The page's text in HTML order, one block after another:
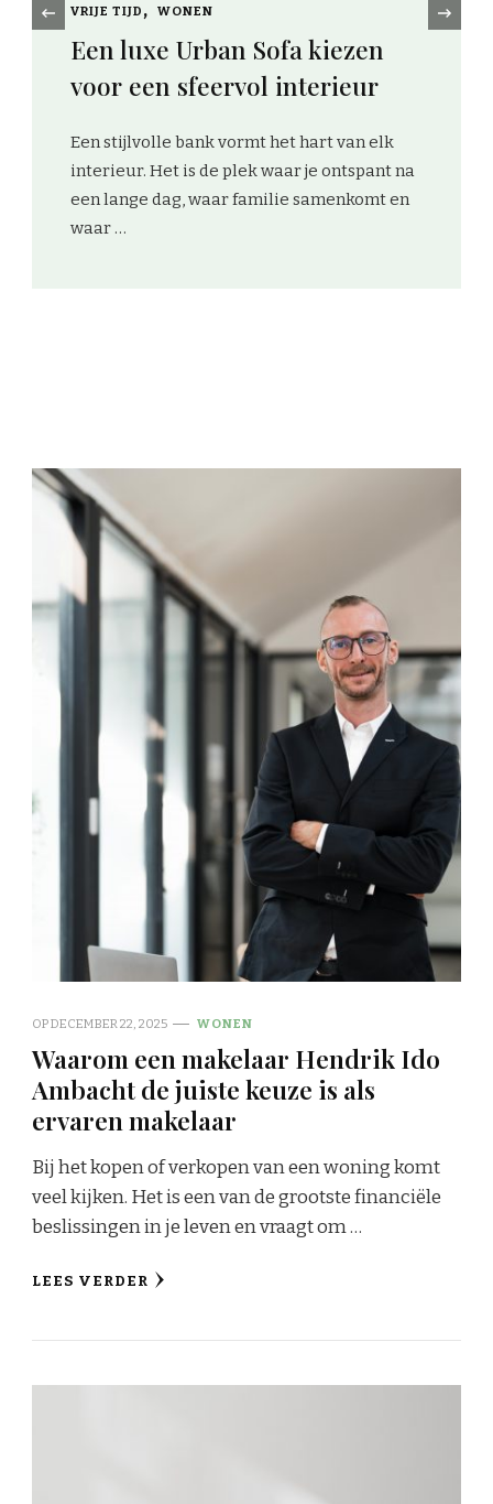
VRIJE TIJD WONEN
middelbare school vraagt om
professionele schoolfotografie
‹
OPDECEMBER 22, 2025 WONEN
Waarom een makelaar Hendrik Ido
Ambacht de juiste keuze is als
ervaren makelaar
Bij het kopen of verkopen van een woning komt
veel kijken. Het is een van de grootste financiële
beslissingen in je leven en vraagt om …
LEES VERDER